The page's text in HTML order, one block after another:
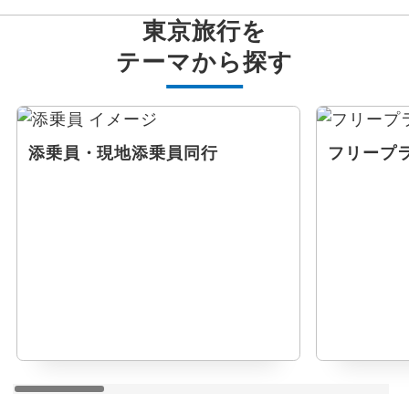
東京旅行を
テーマから探す
添乗員・現地添乗員同行 フリープ